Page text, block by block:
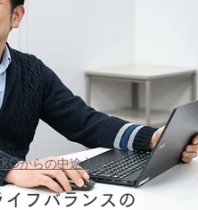
からの中途入社
イフバランスの